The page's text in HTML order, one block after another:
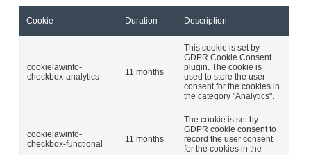
Cookie Duration Description
cookielawinfo-
checkbox-analytics
11 months
This cookie is set by
GDPR Cookie Consent
plugin. The cookie is
used to store the user
consent for the cookies in
the category "Analytics".
cookielawinfo-
checkbox-functional
11 months
The cookie is set by
GDPR cookie consent to
record the user consent
for the cookies in the